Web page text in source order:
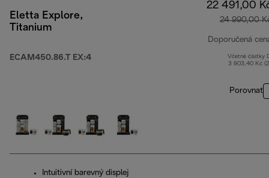
Eletta Explore,
Titanium
ECAM450.86.T EX:4
22 491,00
24 990,00
Doporučená
Včetně částky
3 903,40 Kč
Porovnat
Intuitivní barevný displej